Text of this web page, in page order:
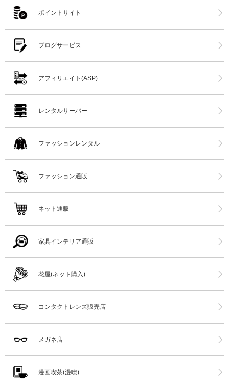
ポイントサイト
ブログサービス
アフィリエイト(ASP)
レンタルサーバー
ファッションレンタル
ファッション通販
ネット通販
家具インテリア通販
花屋(ネット購入)
コンタクトレンズ販売店
メガネ店
漫画喫茶(漫喫)